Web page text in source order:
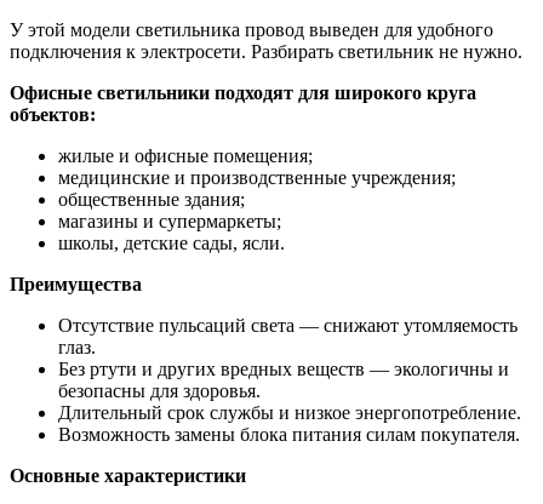
У этой модели светильника провод выведен для удобного
подключения к электросети. Разбирать светильник не нужно.
Офисные светильники подходят для широкого круга
объектов:
жилые и офисные помещения;
медицинские и производственные учреждения;
общественные здания;
магазины и супермаркеты;
школы, детские сады, ясли.
Преимущества
Отсутствие пульсаций света — снижают утомляемость
глаз.
Без ртути и других вредных веществ — экологичны и
безопасны для здоровья.
Длительный срок службы и низкое энергопотребление.
Возможность замены блока питания силам покупателя.
Основные характеристики